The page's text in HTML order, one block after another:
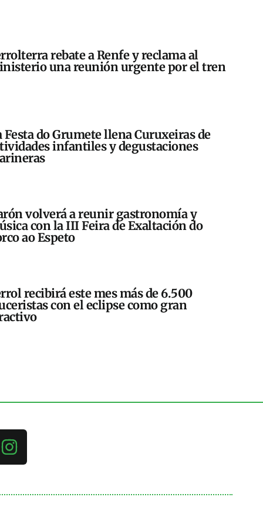
rebate a Renfe y reclama al
una reunión urgente por el tren
Festa do Grumete llena Curuxeiras de
infantiles y degustaciones
volverá a reunir gastronomía y
con la III Feira de Exaltación do
ao Espeto
recibirá este mes más de 6.500
con el eclipse como gran